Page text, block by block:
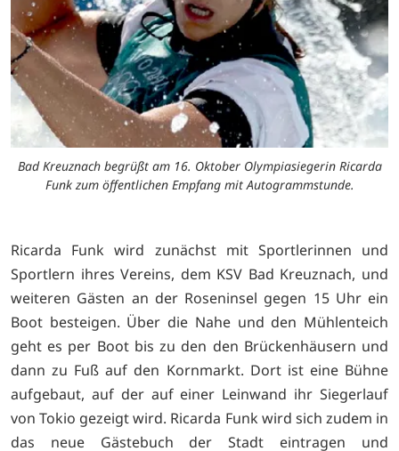
Bad Kreuznach begrüßt am 16. Oktober Olympiasiegerin Ricarda
Funk zum öffentlichen Empfang mit Autogrammstunde.
Ricarda Funk wird zunächst mit Sportlerinnen und
Sportlern ihres Vereins, dem KSV Bad Kreuznach, und
weiteren Gästen an der Roseninsel gegen 15 Uhr ein
Boot besteigen. Über die Nahe und den Mühlenteich
geht es per Boot bis zu den den Brückenhäusern und
dann zu Fuß auf den Kornmarkt. Dort ist eine Bühne
aufgebaut, auf der auf einer Leinwand ihr Siegerlauf
von Tokio gezeigt wird. Ricarda Funk wird sich zudem in
das neue Gästebuch der Stadt eintragen und